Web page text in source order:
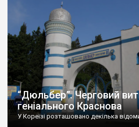
“Дюльбер”. Черговий
геніального Краснова
У Кореїзі розташовано декілька